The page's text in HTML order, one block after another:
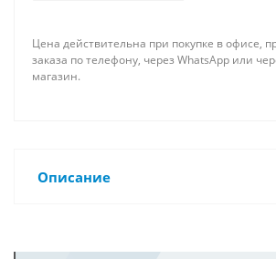
Цена действительна при покупке в офисе,
заказа по телефону, через WhatsApp или
магазин.
Описание